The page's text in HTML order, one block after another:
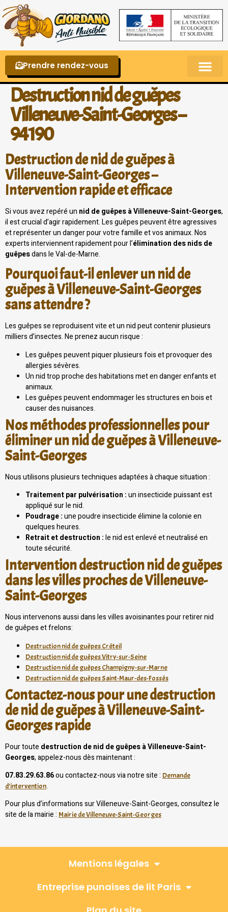
Prendre rendez-vous
Destruction nid de guêpes
Villeneuve-Saint-Georges –
94190
Destruction de nid de guêpes à
Villeneuve-Saint-Georges –
Intervention rapide et efficace
Si vous avez repéré un nid de guêpes à Villeneuve-Saint-Georges,
il est crucial d’agir rapidement. Les guêpes peuvent être agressives
et représenter un danger pour votre famille et vos animaux. Nos
experts interviennent rapidement pour l’élimination des nids de
guêpesdans le Val-de-Marne.
Pourquoi faut-il enlever un nid de
guêpes à Villeneuve-Saint-Georges
sans attendre ?
Les guêpes se reproduisent vite et un nid peut contenir plusieurs
milliers d’insectes. Ne prenez aucun risque :
Les guêpes peuvent piquer plusieurs fois et provoquer des
allergies sévères.
Un nid trop proche des habitations met en danger enfants et
animaux.
Les guêpes peuvent endommager les structures en bois et
causer des nuisances.
Nos méthodes professionnelles pour
éliminer un nid de guêpes à Villeneuve-
Saint-Georges
Nous utilisons plusieurs techniques adaptées à chaque situation :
Traitement par pulvérisation :un insecticide puissant est
appliqué sur le nid.
Poudrage :une poudre insecticide élimine la colonie en
quelques heures.
Retrait et destruction :le nid est enlevé et neutralisé en
toute sécurité.
Intervention destruction nid de guêpes
dans les villes proches de Villeneuve-
Saint-Georges
Nous intervenons aussi dans les villes avoisinantes pour retirer nid
de guêpes et frelons:
Destruction nid de guêpes Créteil
Destruction nid de guêpes Vitry-sur-Seine
Destruction nid de guêpes Champigny-sur-Marne
Destruction nid de guêpes Saint-Maur-des-Fossés
Contactez-nous pour une destruction
de nid de guêpes à Villeneuve-Saint-
Georges rapide
Pour toute destruction de nid de guêpes à Villeneuve-Saint-
Georges, appelez-nous dès maintenant :
07.83.29.63.86ou contactez-nous via notre site : Demande
d’intervention.
Pour plus d’informations sur Villeneuve-Saint-Georges, consultez le
site de la mairie : Mairie de Villeneuve-Saint-Georges
Mentions légales
Entreprise punaises de lit Paris